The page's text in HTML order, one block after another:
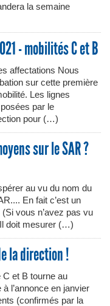
la semaine
- mobilités C et B
affectations Nous
sur cette première
Les lignes
par le
pour (…)
sur le SAR ?
au vu du nom du
En fait c’est un
vous n’avez pas vu
Il doit mesurer (…)
la direction !
C et B tourne au
l’annonce en janvier
(confirmés par la